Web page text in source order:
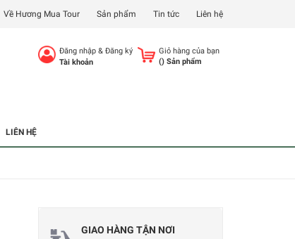
Về Hương Mua Tour Sản phẩm Tin tức Liên hệ
Đăng nhập& Đăng ký
Tài khoản
Giỏ hàng của bạn
() Sản phẩm
LIÊN HỆ
GIAO HÀNG TẬN NƠI